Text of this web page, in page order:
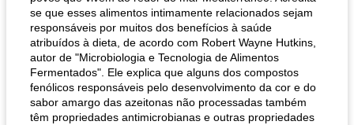
pão plano (out)
se que esses alimentos intimamente relacionados sejam
responsáveis ​​por muitos dos benefícios à saúde
atribuídos à dieta, de acordo com Robert Wayne Hutkins,
autor de "Microbiologia e Tecnologia de Alimentos
Fermentados". Ele explica que alguns dos compostos
fenólicos responsáveis ​​pelo desenvolvimento da cor e do
sabor amargo das azeitonas não processadas também
têm propriedades antimicrobianas e outras propriedades